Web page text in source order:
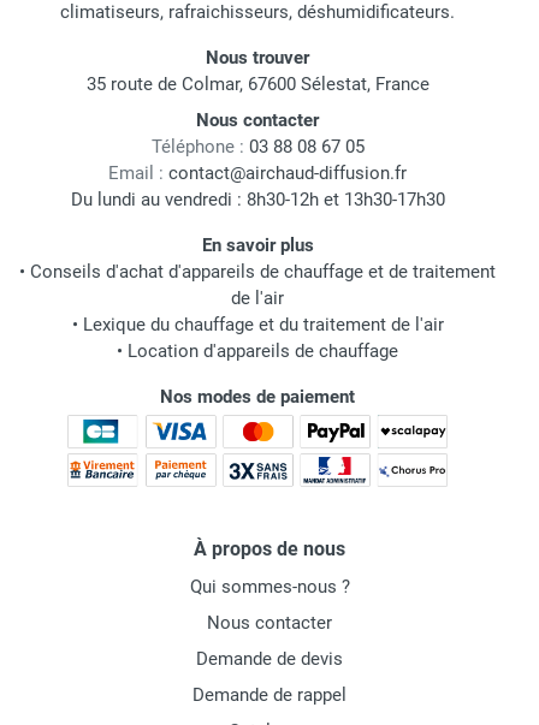
climatiseurs, rafraichisseurs, déshumidificateurs.
Nous trouver
35 route de Colmar, 67600 Sélestat, France
Nous contacter
Téléphone : 03 88 08 67 05
Email : contact@airchaud-diffusion.fr
Du lundi au vendredi : 8h30-12h et 13h30-17h30
En savoir plus
• Conseils d'achat d'appareils de chauffage et de traitement
de l'air
• Lexique du chauffage et du traitement de l'air
• Location d'appareils de chauffage
Nos modes de paiement
À propos de nous
Qui sommes-nous ?
Nous contacter
Demande de devis
Demande de rappel